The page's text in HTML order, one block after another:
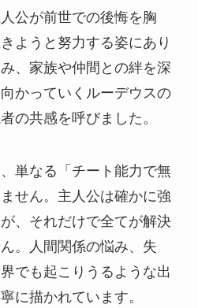
公が前世での後悔を胸
ようと努力する姿にあり
、家族や仲間との絆を深
かっていくルーデウスの
の共感を呼びました。
単なる「チート能力で無
せん。主人公は確かに強
、それだけで全てが解決
。人間関係の悩み、失
でも起こりうるような出
に描かれています。